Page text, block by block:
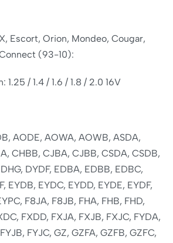
Escort, Orion, Mondeo, Cougar,
(93-10):
/ 1.4 / 1.6 / 1.8 / 2.0 16V
AODE, AOWA, AOWB, ASDA,
CHBB, CJBA, CJBB, CSDA, CSDB,
DYDF, EDBA, EDBB, EDBC,
EYDB, EYDC, EYDD, EYDE, EYDF,
F8JA, F8JB, FHA, FHB, FHD,
FXDD, FXJA, FXJB, FXJC, FYDA,
FYJC, GZ, GZFA, GZFB, GZFC,